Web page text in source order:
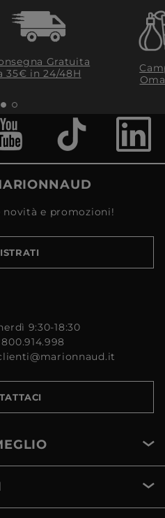
Gratuita
35€​ in 24/48H
e promozioni!
9:30-18:30